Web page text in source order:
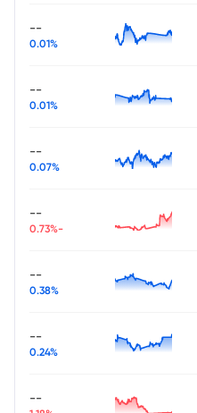
--
0.01%
--
0.01%
--
0.07%
--
-0.73%
--
0.38%
--
0.24%
--